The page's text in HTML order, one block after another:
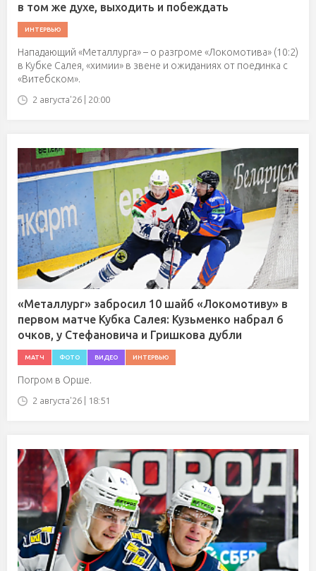
в том же духе, выходить и побеждать
ИНТЕРВЬЮ
Нападающий «Металлурга» – о разгроме «Локомотива» (10:2)
в Кубке Салея, «химии» в звене и ожиданиях от поединка с
«Витебском».
2 августа'26 | 20:00
«Металлург» забросил 10 шайб «Локомотиву» в
первом матче Кубка Салея: Кузьменко набрал 6
очков, у Стефановича и Гришкова дубли
МАТЧ ФОТО ВИДЕО ИНТЕРВЬЮ
Погром в Орше.
2 августа'26 | 18:51